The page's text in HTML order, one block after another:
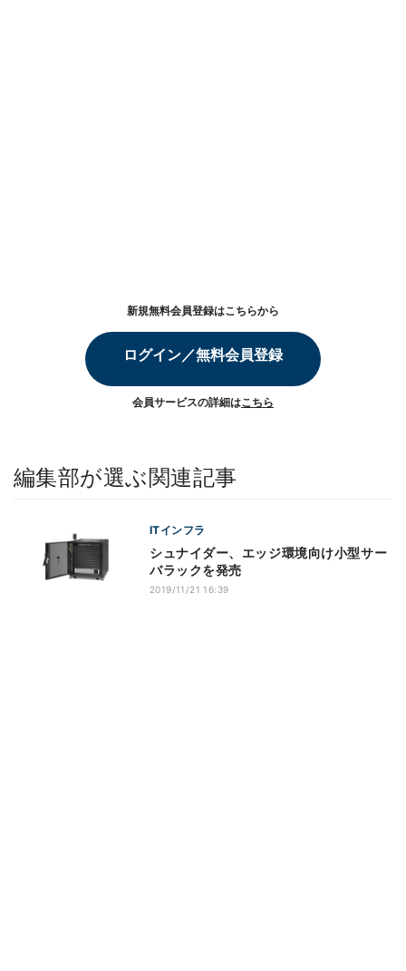
新規無料会員登録はこちらから
ログイン／無料会員登録
会員サービスの詳細はこちら
編集部が選ぶ関連記事
ITインフラ
シュナイダー、エッジ環境向け小型サー
バラックを発売
2019/11/21 16:39